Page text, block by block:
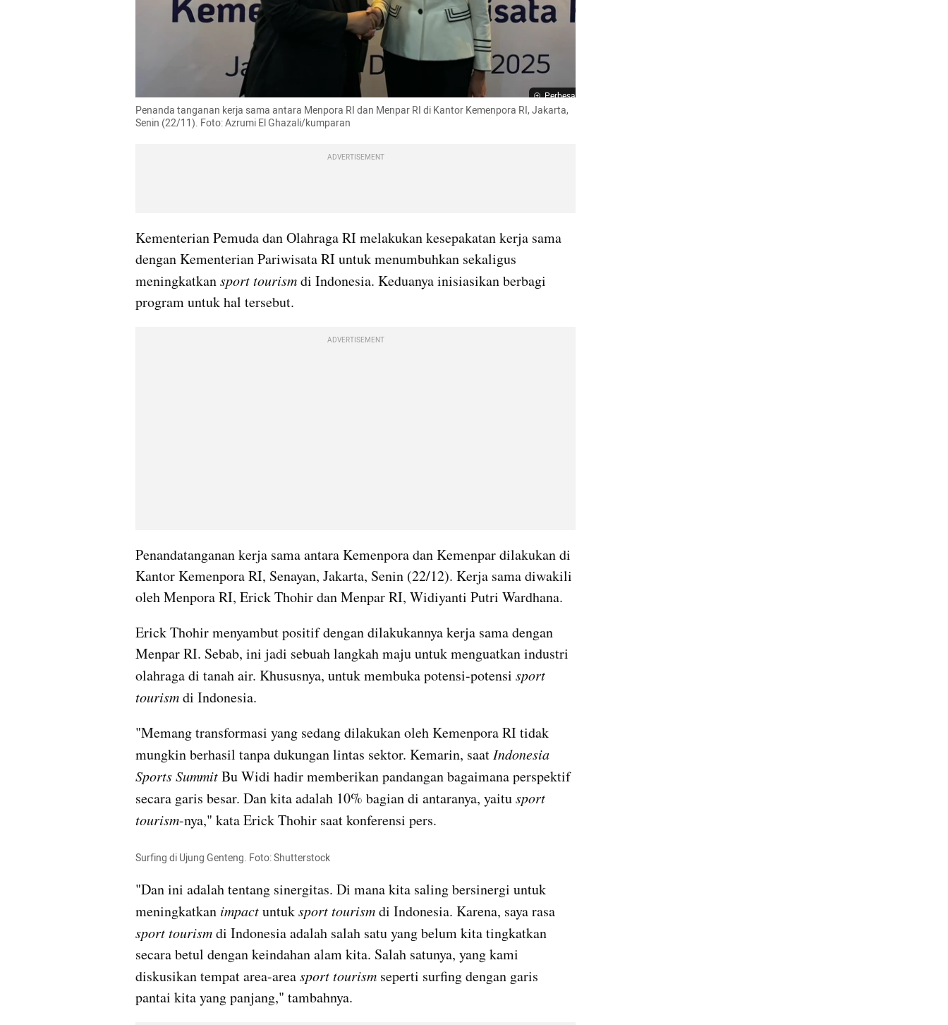
Perbesar
Penanda tanganan kerja sama antara Menpora RI dan Menpar RI di Kantor Kemenpora RI, Jakarta,
Senin (22/11). Foto: Azrumi El Ghazali/kumparan
ADVERTISEMENT
Kementerian Pemuda dan Olahraga RI melakukan kesepakatan kerja sama
dengan Kementerian Pariwisata RI untuk menumbuhkan sekaligus
meningkatkan sport tourism di Indonesia. Keduanya inisiasikan berbagi
program untuk hal tersebut.
ADVERTISEMENT
Penandatanganan kerja sama antara Kemenpora dan Kemenpar dilakukan di
Kantor Kemenpora RI, Senayan, Jakarta, Senin (22/12). Kerja sama diwakili
oleh Menpora RI, Erick Thohir dan Menpar RI, Widiyanti Putri Wardhana.
Erick Thohir menyambut positif dengan dilakukannya kerja sama dengan
Menpar RI. Sebab, ini jadi sebuah langkah maju untuk menguatkan industri
olahraga di tanah air. Khususnya, untuk membuka potensi-potensi sport
tourism di Indonesia.
"Memang transformasi yang sedang dilakukan oleh Kemenpora RI tidak
mungkin berhasil tanpa dukungan lintas sektor. Kemarin, saat Indonesia
Sports Summit Bu Widi hadir memberikan pandangan bagaimana perspektif
secara garis besar. Dan kita adalah 10% bagian di antaranya, yaitu sport
tourism-nya," kata Erick Thohir saat konferensi pers.
Surfing di Ujung Genteng. Foto: Shutterstock
"Dan ini adalah tentang sinergitas. Di mana kita saling bersinergi untuk
meningkatkan impact untuk sport tourism
sport tourism di Indonesia adalah salah satu yang belum kita tingkatkan
secara betul dengan keindahan alam kita. Salah satunya, yang kami
diskusikan tempat area-area sport tourism seperti surfing dengan garis
pantai kita yang panjang," tambahnya.